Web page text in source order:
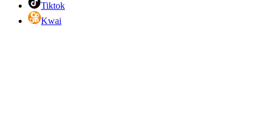
Tiktok
Kwai